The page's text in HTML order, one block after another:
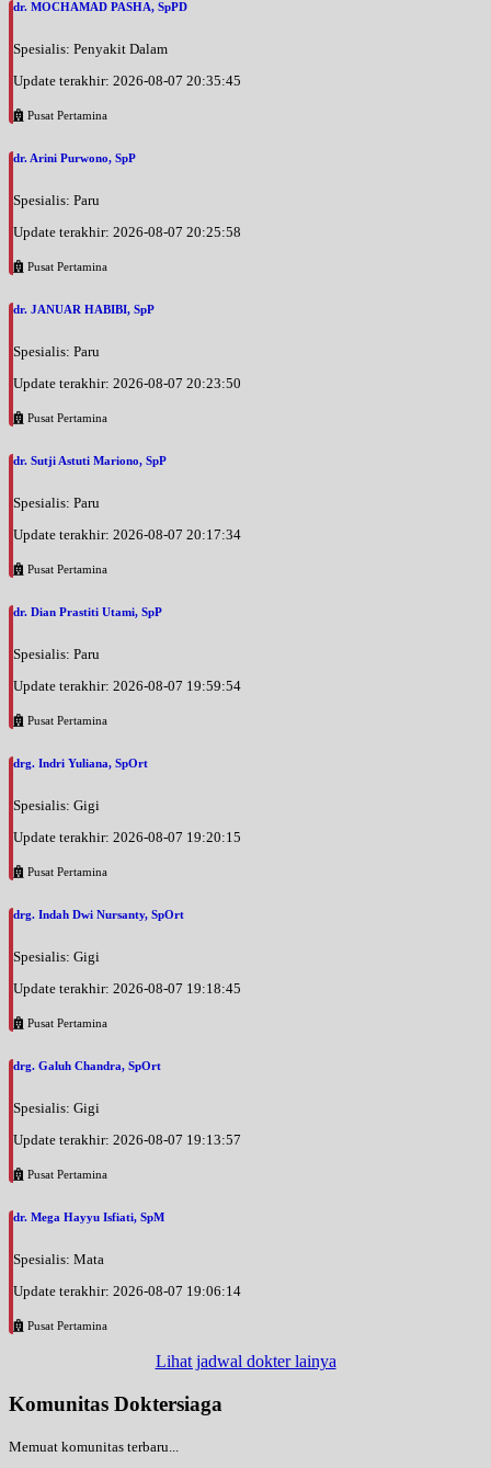
dr. MOCHAMAD PASHA, SpPD
Spesialis: Penyakit Dalam
Update terakhir: 2026-08-07 20:35:45
Pusat Pertamina
dr. Arini Purwono, SpP
Spesialis: Paru
Update terakhir: 2026-08-07 20:25:58
Pusat Pertamina
dr. JANUAR HABIBI, SpP
Spesialis: Paru
Update terakhir: 2026-08-07 20:23:50
Pusat Pertamina
dr. Sutji Astuti Mariono, SpP
Spesialis: Paru
Update terakhir: 2026-08-07 20:17:34
Pusat Pertamina
dr. Dian Prastiti Utami, SpP
Spesialis: Paru
Update terakhir: 2026-08-07 19:59:54
Pusat Pertamina
drg. Indri Yuliana, SpOrt
Spesialis: Gigi
Update terakhir: 2026-08-07 19:20:15
Pusat Pertamina
drg. Indah Dwi Nursanty, SpOrt
Spesialis: Gigi
Update terakhir: 2026-08-07 19:18:45
Pusat Pertamina
drg. Galuh Chandra, SpOrt
Spesialis: Gigi
Update terakhir: 2026-08-07 19:13:57
Pusat Pertamina
dr. Mega Hayyu Isfiati, SpM
Spesialis: Mata
Update terakhir: 2026-08-07 19:06:14
Pusat Pertamina
Lihat jadwal dokter lainya
Komunitas Doktersiaga
Memuat komunitas terbaru...